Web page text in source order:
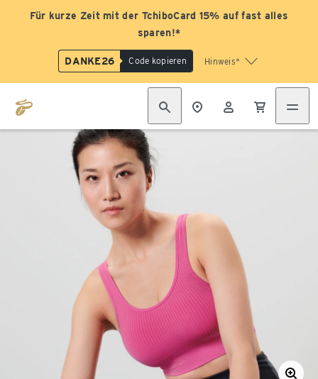
Für kurze Zeit mit der TchiboCard 15% auf fast alles
sparen!*
DANKE26 Code kopieren Hinweis*